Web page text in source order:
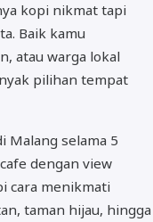
kopi nikmat tapi
Baik kamu
atau warga lokal
pilihan tempat
Malang selama 5
dengan view
cara menikmati
taman hijau, hingga